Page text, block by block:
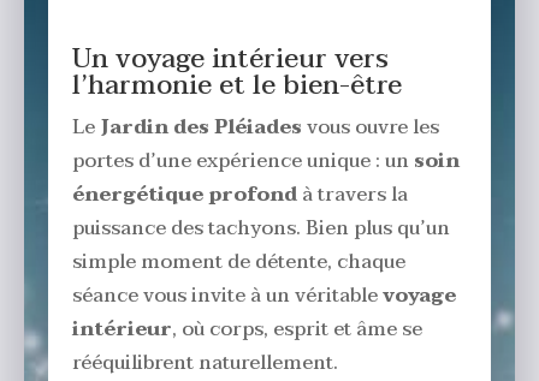
Un voyage intérieur vers
l’harmonie et le bien-être
LeJardin des Pléiadesvous ouvre les
portes d’une expérience unique : unsoin
énergétique profondà travers la
puissance des tachyons. Bien plus qu’un
simple moment de détente, chaque
séance vous invite à un véritablevoyage
intérieur, où corps, esprit et âme se
rééquilibrent naturellement.